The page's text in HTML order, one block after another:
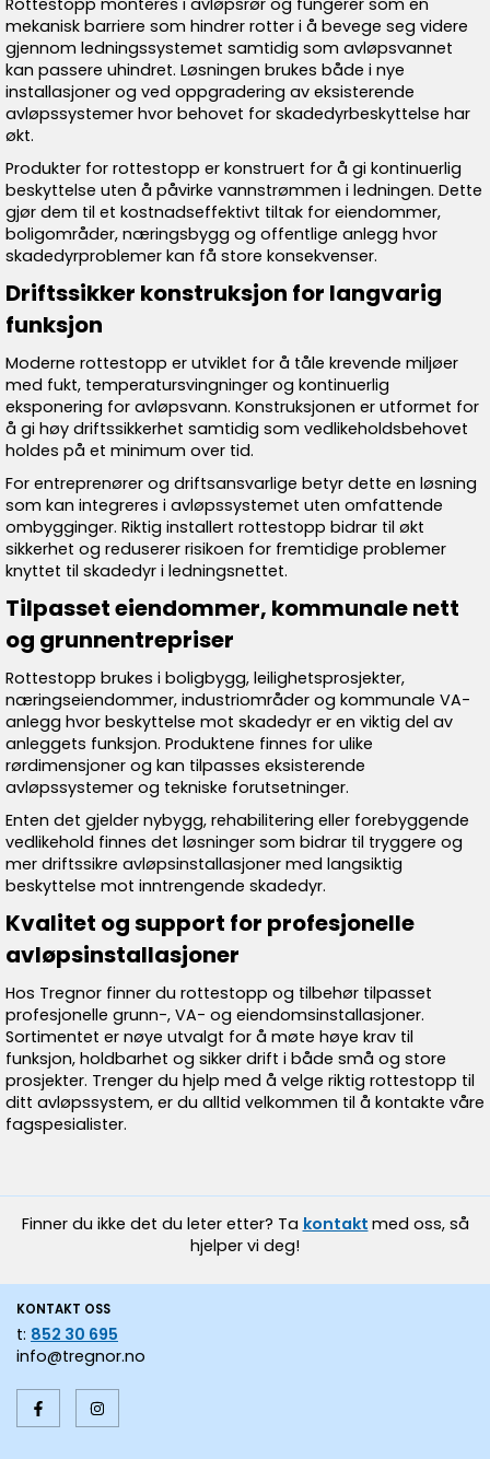
Rottestopp monteres i avløpsrør og fungerer som en
mekanisk barriere som hindrer rotter i å bevege seg videre
gjennom ledningssystemet samtidig som avløpsvannet
kan passere uhindret. Løsningen brukes både i nye
installasjoner og ved oppgradering av eksisterende
avløpssystemer hvor behovet for skadedyrbeskyttelse har
økt.
Produkter for rottestopp er konstruert for å gi kontinuerlig
beskyttelse uten å påvirke vannstrømmen i ledningen. Dette
gjør dem til et kostnadseffektivt tiltak for eiendommer,
boligområder, næringsbygg og offentlige anlegg hvor
skadedyrproblemer kan få store konsekvenser.
Driftssikker konstruksjon for langvarig
funksjon
Moderne rottestopp er utviklet for å tåle krevende miljøer
med fukt, temperatursvingninger og kontinuerlig
eksponering for avløpsvann. Konstruksjonen er utformet for
å gi høy driftssikkerhet samtidig som vedlikeholdsbehovet
holdes på et minimum over tid.
For entreprenører og driftsansvarlige betyr dette en løsning
som kan integreres i avløpssystemet uten omfattende
ombygginger. Riktig installert rottestopp bidrar til økt
sikkerhet og reduserer risikoen for fremtidige problemer
knyttet til skadedyr i ledningsnettet.
Tilpasset eiendommer, kommunale nett
og grunnentrepriser
Rottestopp brukes i boligbygg, leilighetsprosjekter,
næringseiendommer, industriområder og kommunale VA-
anlegg hvor beskyttelse mot skadedyr er en viktig del av
anleggets funksjon. Produktene finnes for ulike
rørdimensjoner og kan tilpasses eksisterende
avløpssystemer og tekniske forutsetninger.
Enten det gjelder nybygg, rehabilitering eller forebyggende
vedlikehold finnes det løsninger som bidrar til tryggere og
mer driftssikre avløpsinstallasjoner med langsiktig
beskyttelse mot inntrengende skadedyr.
Kvalitet og support for profesjonelle
avløpsinstallasjoner
Hos Tregnor finner du rottestopp og tilbehør tilpasset
profesjonelle grunn-, VA- og eiendomsinstallasjoner.
Sortimentet er nøye utvalgt for å møte høye krav til
funksjon, holdbarhet og sikker drift i både små og store
prosjekter. Trenger du hjelp med å velge riktig rottestopp til
ditt avløpssystem, er du alltid velkommen til å kontakte våre
fagspesialister.
Finner du ikke det du leter etter? Ta kontakt med oss, så
hjelper vi deg!
KONTAKT OSS
t: 852 30 695
info@tregnor.no